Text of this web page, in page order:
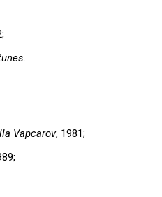
.
Vapcarov, 1981;